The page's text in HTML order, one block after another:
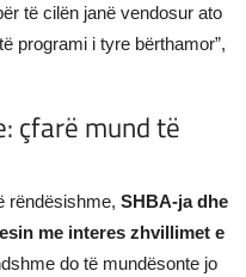
të cilën janë vendosur ato
programi i tyre bërthamor”,
çfarë mund të
rëndësishme, SHBA-ja dhe
me interes zhvillimet e
do të mundësonte jo